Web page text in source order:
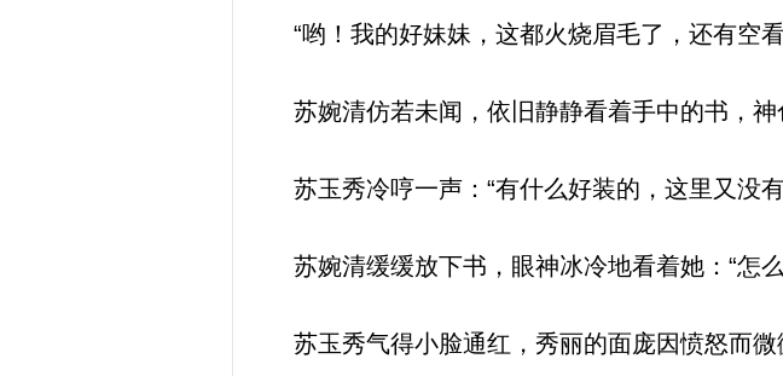
“哟！我的好妹妹，这都火烧眉毛了，还有空
苏婉清仿若未闻，依旧静静看着手中的书，神
苏玉秀冷哼一声：“有什么好装的，这里又没
苏婉清缓缓放下书，眼神冰冷地看着她：“怎
苏玉秀气得小脸通红，秀丽的面庞因愤怒而微